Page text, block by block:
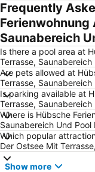
HanseMesse
Rostock-Laage
Frequently
Ferienwohnung
Saunabereich
Is there a pool area at
Terrasse, Saunabereich
Are pets allowed at
Terrasse, Saunabereich
Is parking available at
Terrasse, Saunabereich
Where is Hübsche
Saunabereich Und Pool
Which popular
Der Ostsee Mit
Show more